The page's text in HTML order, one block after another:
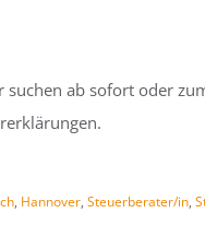
suchen ab sofort oder
, Hannover, Steuerberater/in,